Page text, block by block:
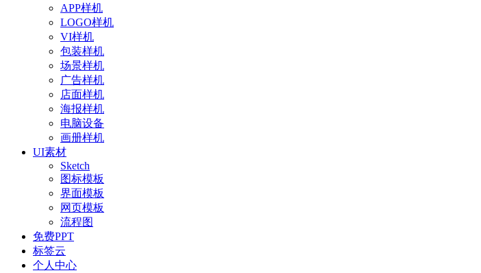
APP样机
LOGO样机
VI样机
包装样机
场景样机
广告样机
店面样机
海报样机
电脑设备
画册样机
UI素材
Sketch
图标模板
界面模板
网页模板
流程图
免费PPT
标签云
个人中心